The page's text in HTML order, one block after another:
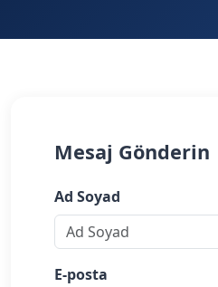
Mesaj Gönderin
Ad Soyad
E-posta